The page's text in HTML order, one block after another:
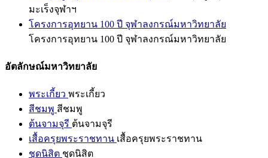
มะเร็งจุฬาฯ
โครงการอุทยาน 100 ปี จุฬาลงกรณ์มหาวิทยาลัย
โครงการอุทยาน 100 ปี จุฬาลงกรณ์มหาวิทยาลัย
อัตลักษณ์มหาวิทยาลัย
พระเกี้ยว พระเกี้ยว
สีชมพู สีชมพู
ต้นจามจุรี ต้นจามจุรี
เสื้อครุยพระราชทาน เสื้อครุยพระราชทาน
ชุดนิสิต ชุดนิสิต